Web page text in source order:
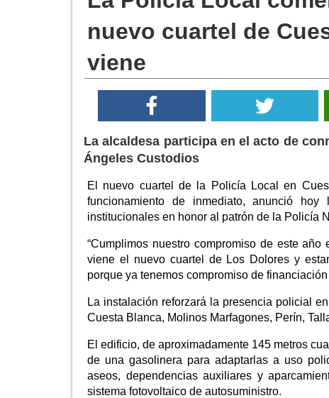
nuevo cuartel de
viene
La alcaldesa participa en el acto de
Ángeles Custodios
El nuevo cuartel de la Policía Local en
funcionamiento de inmediato, anunció
institucionales en honor al patrón de la Policía
“Cumplimos nuestro compromiso de este
viene el nuevo cuartel de Los Dolores y
porque ya tenemos compromiso de
La instalación reforzará la presencia policial
Cuesta Blanca, Molinos Marfagones, Perín,
El edificio, de aproximadamente 145 metros
de una gasolinera para adaptarlas a uso
aseos, dependencias auxiliares y
sistema fotovoltaico de autosuministro.